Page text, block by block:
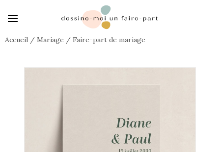
Accueil / Mariage / Faire-part de mariage